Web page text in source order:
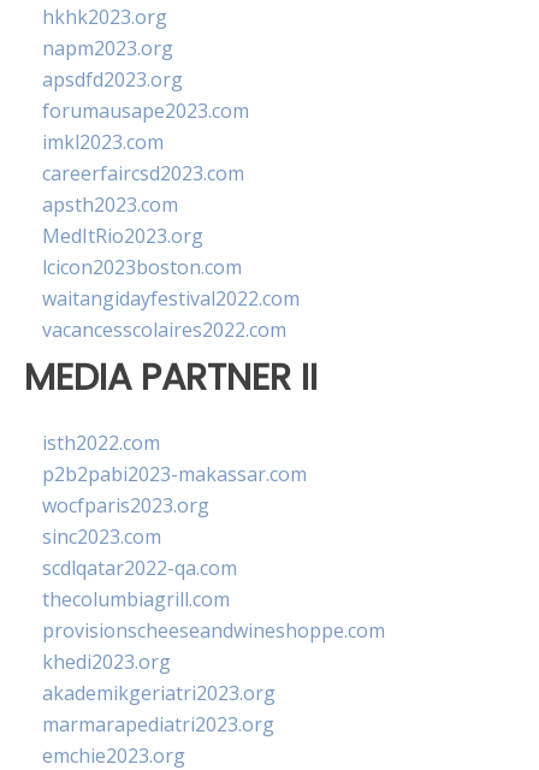
hkhk2023.org
napm2023.org
apsdfd2023.org
forumausape2023.com
imkl2023.com
careerfaircsd2023.com
apsth2023.com
MedItRio2023.org
lcicon2023boston.com
waitangidayfestival2022.com
vacancesscolaires2022.com
MEDIA PARTNER II
isth2022.com
p2b2pabi2023-makassar.com
wocfparis2023.org
sinc2023.com
scdlqatar2022-qa.com
thecolumbiagrill.com
provisionscheeseandwineshoppe.com
khedi2023.org
akademikgeriatri2023.org
marmarapediatri2023.org
emchie2023.org